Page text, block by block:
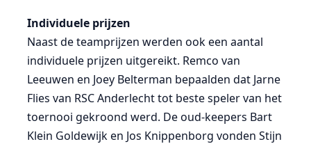
Individuele prijzen
Naast de teamprijzen werden ook een aantal
individuele prijzen uitgereikt. Remco van
Leeuwen en Joey Belterman bepaalden dat Jarne
Flies van RSC Anderlecht tot beste speler van het
toernooi gekroond werd. De oud-keepers Bart
Klein Goldewijk en Jos Knippenborg vonden Stijn